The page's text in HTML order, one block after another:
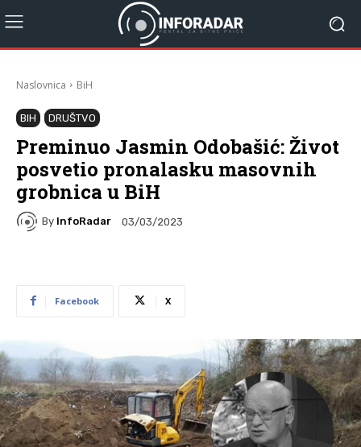
Naslovnica BiH
BIH DRUŠTVO
Preminuo Jasmin Odobašić: Život
posvetio pronalasku masovnih
grobnica u BiH
By InfoRadar 03/03/2023
Facebook X